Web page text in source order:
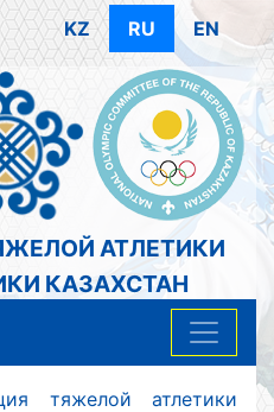
KZ RU EN
АТЛЕТИКИ
КАЗАХСТАН
атлетики